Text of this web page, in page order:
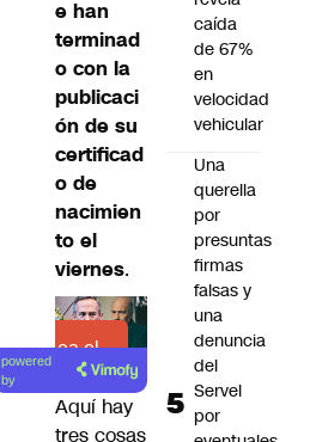
e han
terminad
o con la
publicaci
ón de su
certificad
o de
nacimien
to el
viernes.
Lea el
artículo
powered
by
Aquí hay
tres cosas
caída
de 67%
en
velocidad
vehicular
Una
querella
por
presuntas
firmas
falsas y
una
denuncia
del
Servel
por